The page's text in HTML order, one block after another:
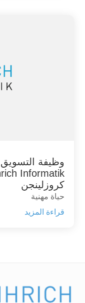
وظيفة
كروزلينجن
حياة مهنية
قراءة المزيد